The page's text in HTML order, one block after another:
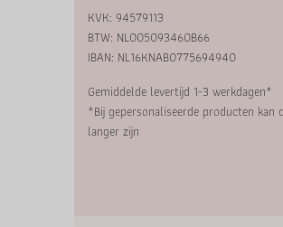
KVK: 94579113
BTW: NL005093460B66
IBAN: NL16KNAB0775694940
Gemiddelde levertijd 1-3 werkdagen*
*Bij gepersonaliseerde producten kan
langer zijn